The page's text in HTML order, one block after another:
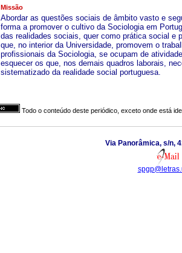
Missão
Abordar as questões sociais de âmbito vasto e
forma a promover o cultivo da Sociologia em
das realidades sociais, quer como prática social e
que, no interior da Universidade, promovem o
profissionais da Sociologia, se ocupam de
esquecer os que, nos demais quadros laborais,
sistematizado da realidade social portuguesa.
Todo o conteúdo deste periódico, exceto onde está
Via Panorâmica, s/n,